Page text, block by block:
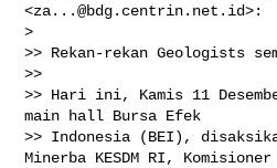
<za...@bdg.centrin.net.id>:
>
>> Rekan-rekan Geologists
>>
>> Hari ini, Kamis 11
main hall Bursa Efek
>> Indonesia (BEI),
Minerba KESDM RI, Komisioner